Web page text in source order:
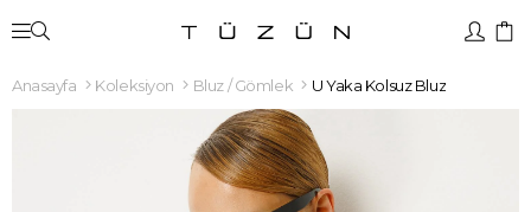
Anasayfa Koleksiyon Bluz / Gömlek U Yaka Kolsuz Bluz